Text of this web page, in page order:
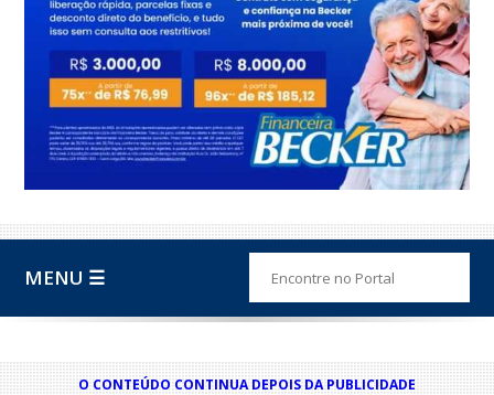
MENU ☰
O CONTEÚDO CONTINUA DEPOIS DA PUBLICIDADE